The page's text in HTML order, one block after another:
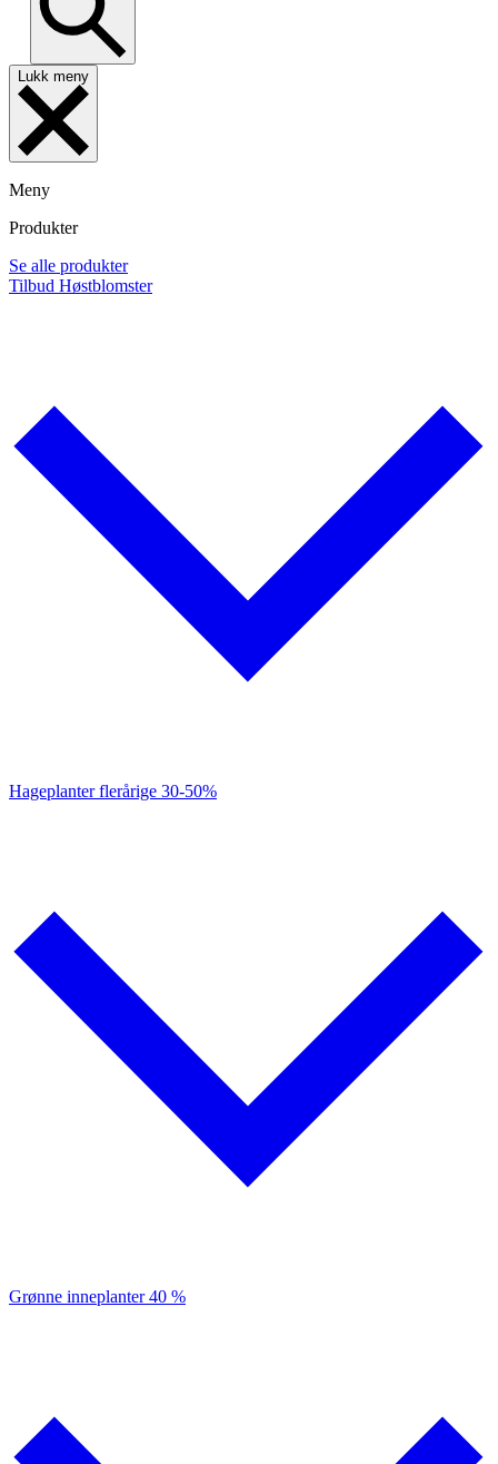
Lukk meny
Meny
Produkter
Se alle produkter
Tilbud Høstblomster
Hageplanter flerårige 30-50%
Grønne inneplanter40 %